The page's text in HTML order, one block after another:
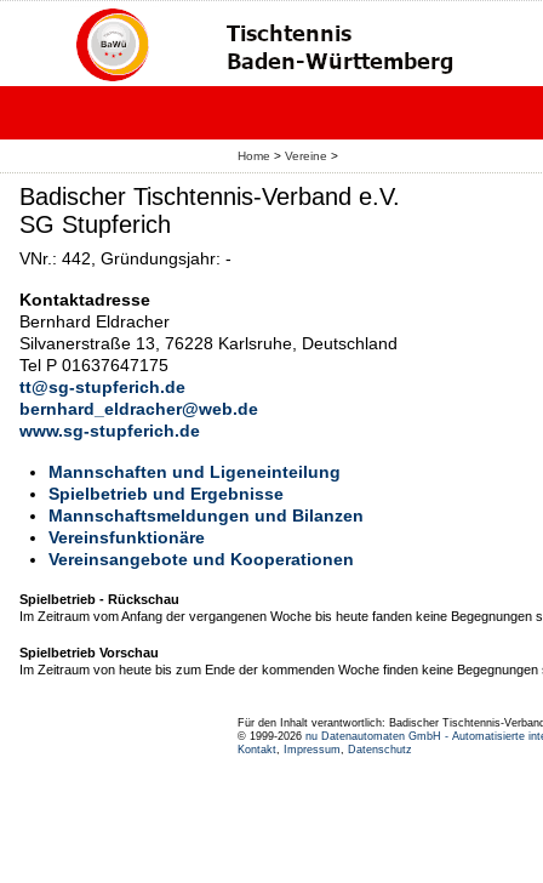
Home > Vereine >
Badischer Tischtennis-Verband e.V.
SG Stupferich
VNr.: 442, Gründungsjahr: -
Kontaktadresse
Bernhard Eldracher
Silvanerstraße 13, 76228 Karlsruhe, Deutschland
Tel P 01637647175
tt@sg-stupferich.de
bernhard_eldracher@web.de
www.sg-stupferich.de
Mannschaften und Ligeneinteilung
Spielbetrieb und Ergebnisse
Mannschaftsmeldungen und Bilanzen
Vereinsfunktionäre
Vereinsangebote und Kooperationen
Spielbetrieb - Rückschau
Im Zeitraum vom Anfang der vergangenen Woche bis heute fanden keine Begegnungen
Spielbetrieb Vorschau
Im Zeitraum von heute bis zum Ende der kommenden Woche finden keine Begegnungen
Für den Inhalt verantwortlich: Badischer Tischtennis-
© 1999-2026 nu Datenautomaten GmbH - Automatisierte
Kontakt, Impressum, Datenschutz